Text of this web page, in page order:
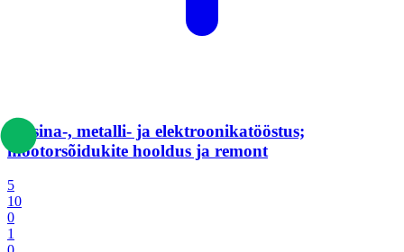
Masina-, metalli- ja elektroonikatööstus;
mootorsõidukite hooldus ja remont
5
10
0
1